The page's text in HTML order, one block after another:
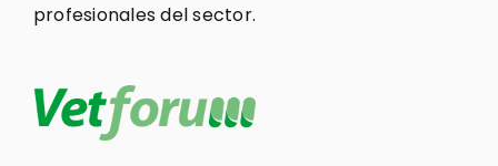
profesionales del sector.